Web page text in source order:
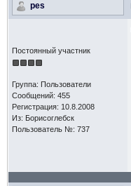
pes
Постоянный участник
Группа: Пользователи
Сообщений: 455
Регистрация: 10.8.2008
Из: Борисоглебск
Пользователь №: 737